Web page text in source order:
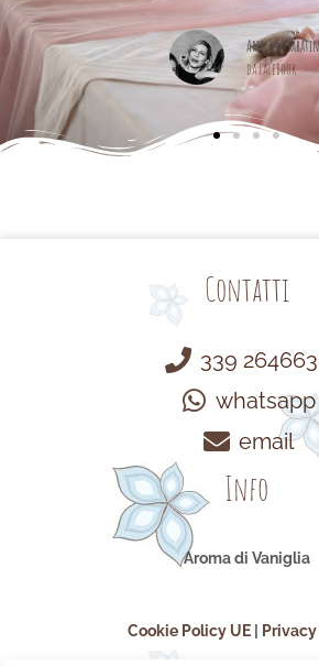
Arianna Sabatini
da Facebook
Contatti
339
whatsapp
email
Info
Aroma di Vaniglia
Cookie Policy UE